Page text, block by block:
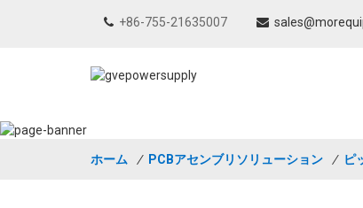
+86-755-21635007
ホーム / PCBアセンブリソリューション / ピ